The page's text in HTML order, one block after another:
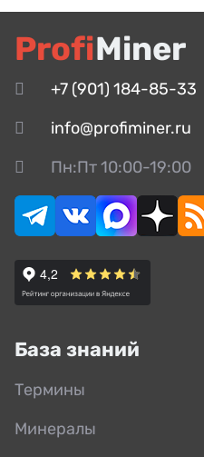
ProfiMiner
+7 (901) 184-85-33
info@profiminer.ru
Пн:Пт 10:00-19:00
База знаний
Термины
Минералы